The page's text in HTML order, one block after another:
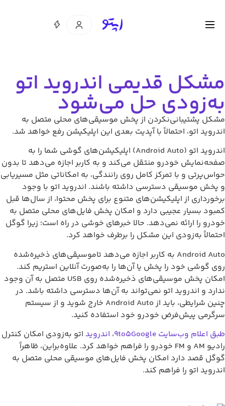
مشکل قدیمی اندروید اتو
به‌زودی حل می‌شود
مشکل پشتیبانی‌نکردن از پخش موسیقی‌های محلی متصل به
اندروید اتو، احتمالاً با آپدیت بعدی این اپلیکیشن رفع خواهد شد.
اندروید اتو (Android Auto) اپلیکیشن‌های گوشی شما را به
صفحه‌نمایش خودرو منتقل می‌کند و به کاربر اجازه می‌دهد تا بدون
حواس‌پرتی و با تمرکز کامل روی رانندگی، به امکاناتی مثل مسیریابی
و پخش موسیقی دسترسی داشته باشند. اندروید اتو با وجود
برخورداری از اپلیکیشن‌های متنوع برای پخش محتوا، از سال‌ها قبل
کمبود بسیار عجیبی دارد و امکان پخش فایل‌های محلی متصل به
خودرو را ارائه نمی‌دهد. حالا خبرهای خوشی در راه است؛ زیرا گوگل
احتمالاً به‌زودی این مشکل را برطرف خواهد کرد.
Android Auto به کاربر اجازه می‌دهد تاموسیقی‌های ذخیره‌شده
روی گوشی خود را پخش یا آن‌ها را به‌صورت آنلاین استریم کند.
امکان پخش موسیقی‌های ذخیره‌شده روی USB متصل به آن وجود
ندارد و اندروید اتو نمی‌تواند به آن‌ها دسترسی داشته باشد. در
چنین شرایطی، باید از Android Auto خارج شوید و از سیستم
سرگرمی پیش‌فرض خودرو خود استفاده کنید.
طبق اعلام وب‌سایت 9to5Google
، اندروید اتو به‌زودی امکان کنترل
رادیو AM و FM خودرو را فراهم خواهد کرد. علاوه‌براین، ظاهراً
گوگل قصد دارد امکان پخش فایل‌های موسیقی محلی متصل به
اندروید اتو را فراهم کند.